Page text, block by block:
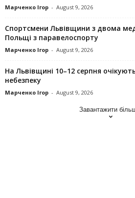
Марченко Ігор - August 9, 2026
Спортсмени Львівщини з двома
Польщі з паравелоспорту
Марченко Ігор - August 9, 2026
На Львівщині 10–12 серпня
небезпеку
Марченко Ігор - August 9, 2026
Завантажити